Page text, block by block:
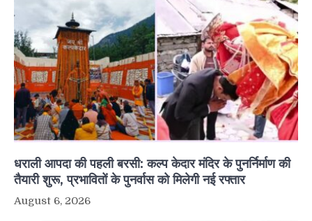
धराली आपदा की पहली बरसी: कल्प केदार मंदिर के पुनर्निर्माण की
तैयारी शुरू, प्रभावितों के पुनर्वास को मिलेगी नई रफ्तार
August 6, 2026